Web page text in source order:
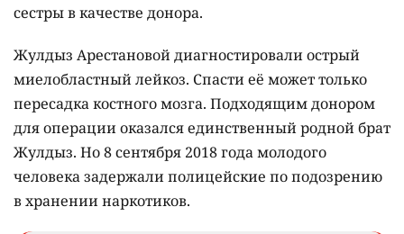
сестры в качестве донора.
Жулдыз Арестановой диагностировали острый
миелобластный лейкоз. Спасти её может только
пересадка костного мозга. Подходящим донором
для операции оказался единственный родной брат
Жулдыз. Но 8 сентября 2018 года молодого
человека задержали полицейские по подозрению
в хранении наркотиков.